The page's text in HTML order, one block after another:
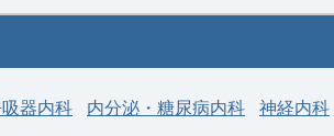
器内科 内分泌・糖尿病内科 神経内科